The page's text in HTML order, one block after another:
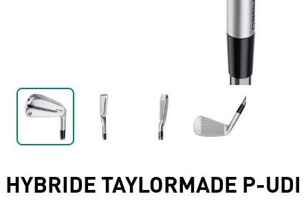
HYBRIDE TAYLORMADE P-UDI